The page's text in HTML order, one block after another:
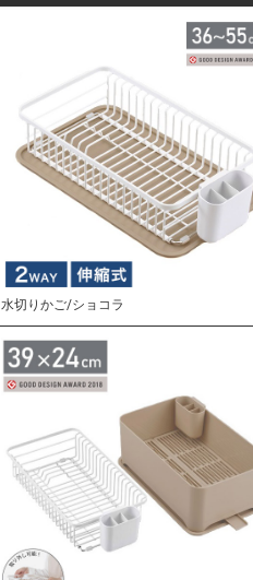
水切りかご/ショコラ